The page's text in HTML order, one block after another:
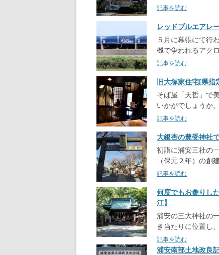
記事を読む
レッドブルエアレ
５月に幕張にて行
機で争われるアク
記事を読む
旧大塚家住宅[県
そば屋「天哲」で
いかがでしょうか
記事を読む
大銀杏の豊受神社
初詣に浦安三社の
（保元２年）の創
記事を読む
何度でもお参りし
江】
浦安の三大神社の
き当たりに位置し
記事を読む
浦安南部土地改良